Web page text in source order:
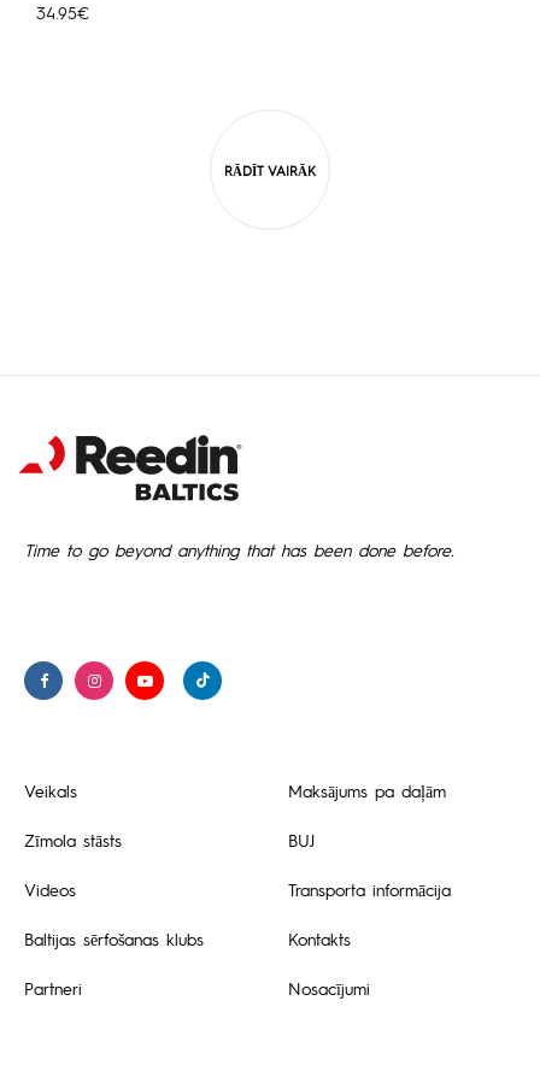
34.95€
RĀDĪT VAIRĀK
Time to go beyond anything that has been done before.
Veikals
Zīmola stāsts
Videos
Baltijas sērfošanas klubs
Partneri
Maksājums pa daļām
BUJ
Transporta informācija
Kontakts
Nosacījumi